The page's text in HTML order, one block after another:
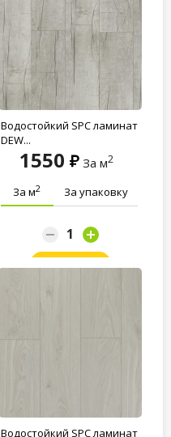
Водостойкий SPC ламинат
DEW...
1550 За м2
За м2 За упаковку
Водостойкий SPC ламинат